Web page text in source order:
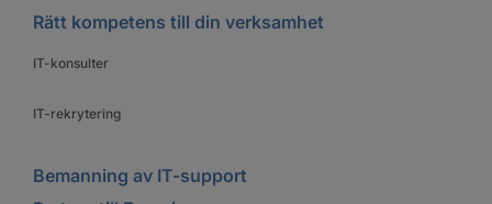
Rätt kompetens till din verksamhet
IT-konsulter
IT-rekrytering
Bemanning av IT-support